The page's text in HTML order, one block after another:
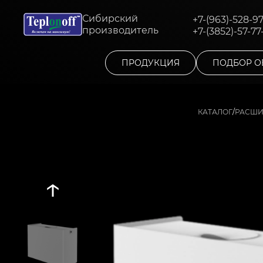
Сибирский
производитель
+7-(963)-528-
+7-(3852)-57-
ПРОДУКЦИЯ ПОДБОР
КАТАЛОГ/
↑